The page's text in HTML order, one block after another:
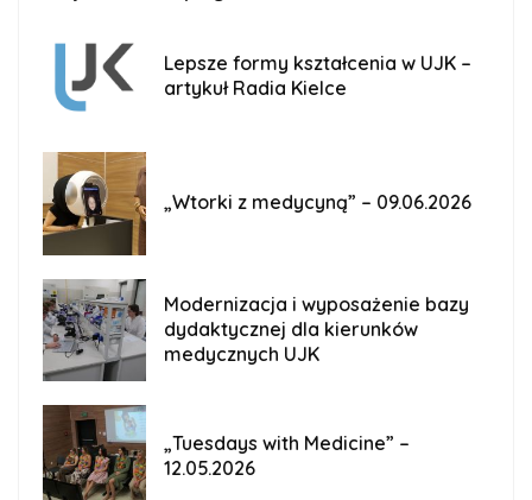
Lepsze formy kształcenia w UJK –
artykuł Radia Kielce
„Wtorki z medycyną” – 09.06.2026
Modernizacja i wyposażenie bazy
dydaktycznej dla kierunków
medycznych UJK
„Tuesdays with Medicine” –
12.05.2026